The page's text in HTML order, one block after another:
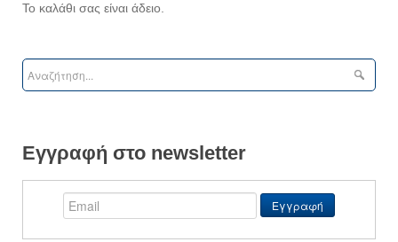
Το καλάθι σας είναι άδειο.
Εγγραφή στο newsletter